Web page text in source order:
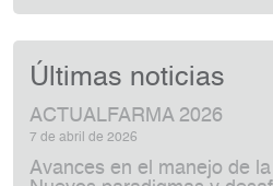
Últimas noticias
ACTUALFARMA 2026
7 de abril de 2026
Avances en el manejo de